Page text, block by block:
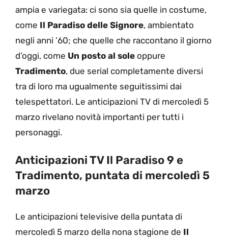
ampia e variegata: ci sono sia quelle in costume,
come Il Paradiso delle Signore, ambientato
negli anni ’60; che quelle che raccontano il giorno
d’oggi, come Un posto al sole oppure
Tradimento, due serial completamente diversi
tra di loro ma ugualmente seguitissimi dai
telespettatori. Le anticipazioni TV di mercoledì 5
marzo rivelano novità importanti per tutti i
personaggi.
Anticipazioni TV Il Paradiso 9 e
Tradimento, puntata di mercoledì 5
marzo
Le anticipazioni televisive della puntata di
mercoledì 5 marzo della nona stagione de Il